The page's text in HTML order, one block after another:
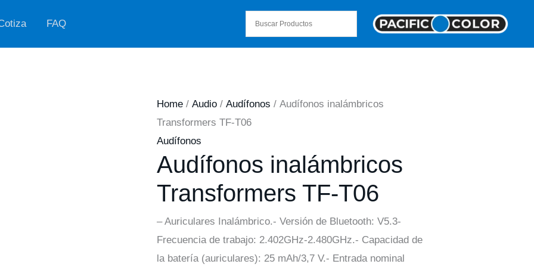
FAQ
Home/ Audio/ Audífonos / Audífonos inalámbricos
Transformers TF-T06
Audífonos
Audífonos inalámbricos
Transformers TF-T06
– Auriculares Inalámbrico.- Versión de Bluetooth: V5.3-
Frecuencia de trabajo: 2.402GHz-2.480GHz.- Capacidad de
la batería (auriculares): 25 mAh/3,7 V.- Entrada nominal